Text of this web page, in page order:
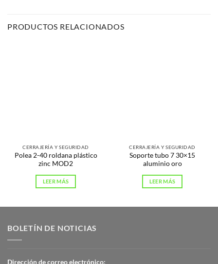
PRODUCTOS RELACIONADOS
CERRAJERÍA Y SEGURIDAD
Polea 2-40 roldana plástico
zinc MOD2
LEER MÁS
CERRAJERÍA Y SEGURIDAD
Soporte tubo 7 30×15
aluminio oro
LEER MÁS
BOLETÍN DE NOTICIAS
Dirección de correo electrónico: